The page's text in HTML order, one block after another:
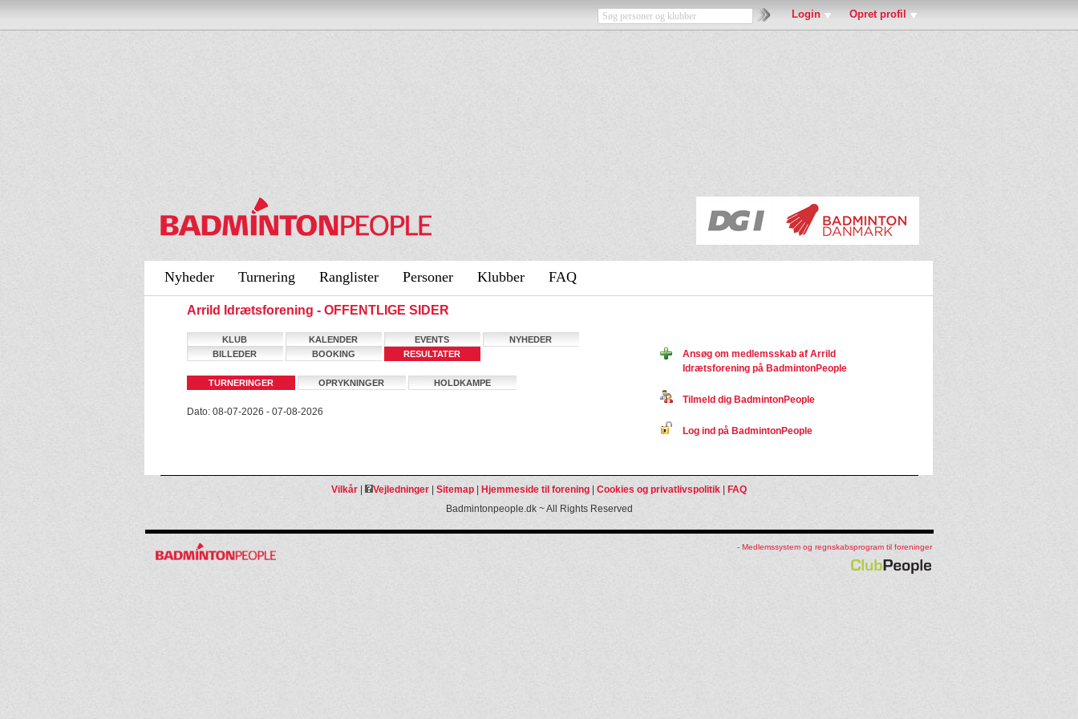
Login Opret profil
Nyheder Turnering Ranglister Personer Klubber FAQ
Arrild Idrætsforening - OFFENTLIGE SIDER
KLUB KALENDER EVENTS
NYHEDER
BILLEDER
BOOKING RESULTATER
TURNERINGER OPRYKNINGER HOLDKAMPE
Dato: 08-07-2026 - 07-08-2026
Ansøg om medlemsskab af Arrild
Idrætsforening på BadmintonPeople
Tilmeld dig BadmintonPeople
Log ind på BadmintonPeople
Vilkår Vejledninger Sitemap Hjemmeside til forening Cookies og privatlivspolitik
FAQ
Badmintonpeople.dk ~ All Rights Reserved
- Medlemssystem og regnskabsprogram til foreninger